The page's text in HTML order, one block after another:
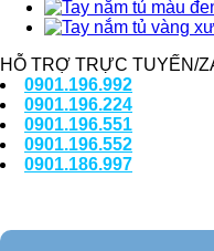
HỖ TRỢ TRỰC TUYẾN/
0901.196.992
0901.196.224
0901.196.551
0901.196.552
0901.186.997